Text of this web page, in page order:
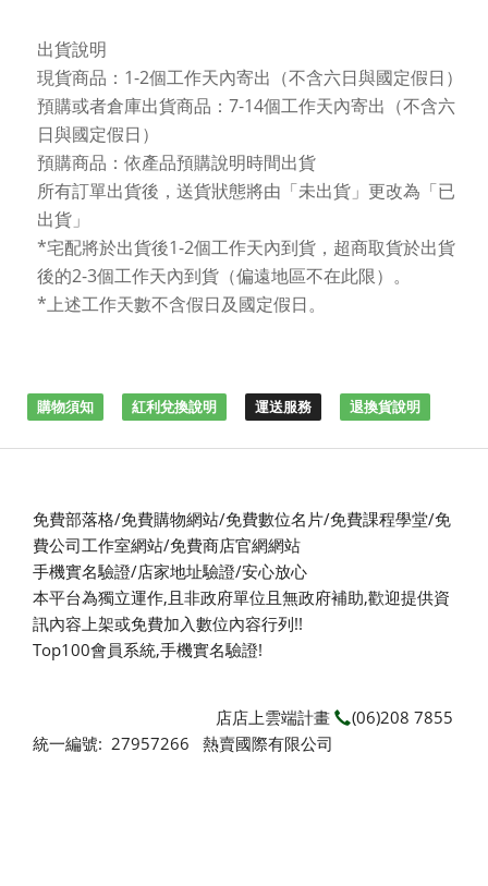
出貨說明
現貨商品：1-2個工作天內寄出（不含六日與國定假日）
預購或者倉庫出貨商品：7-14個工作天內寄出（不含六
日與國定假日）
預購商品：依產品預購說明時間出貨
所有訂單出貨後，送貨狀態將由「未出貨」更改為「已
出貨」
*宅配將於出貨後1-2個工作天內到貨，超商取貨於出貨
後的2-3個工作天內到貨（偏遠地區不在此限）。
*上述工作天數不含假日及國定假日。
購物須知 紅利兌換說明 運送服務 退換貨說明
免費部落格/免費購物網站/免費數位名片/免費課程學堂/免
費公司工作室網站/免費商店官網網站
手機實名驗證/店家地址驗證/安心放心
本平台為獨立運作,且非政府單位且無政府補助,歡迎提供資
訊內容上架或免費加入數位內容行列!!
Top100會員系統,手機實名驗證!
店店上雲端計畫
(06)208 7855
統一編號: 27957266 熱賣國際有限公司